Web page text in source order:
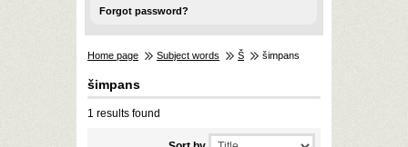
Forgot password?
Home page Subject words Š šimpans
šimpans
1 results found